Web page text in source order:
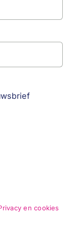
en cookies